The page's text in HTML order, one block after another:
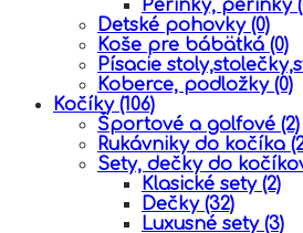
Perinky, perinky
Detské pohovky (0)
Koše pre bábätká (0)
Písacie
Koberce, podložky (0)
Kočíky (106)
Športové a golfové (2)
Rukávniky do kočíka
Sety, dečky do
Klasické sety (2)
Dečky (32)
Luxusné sety (3)